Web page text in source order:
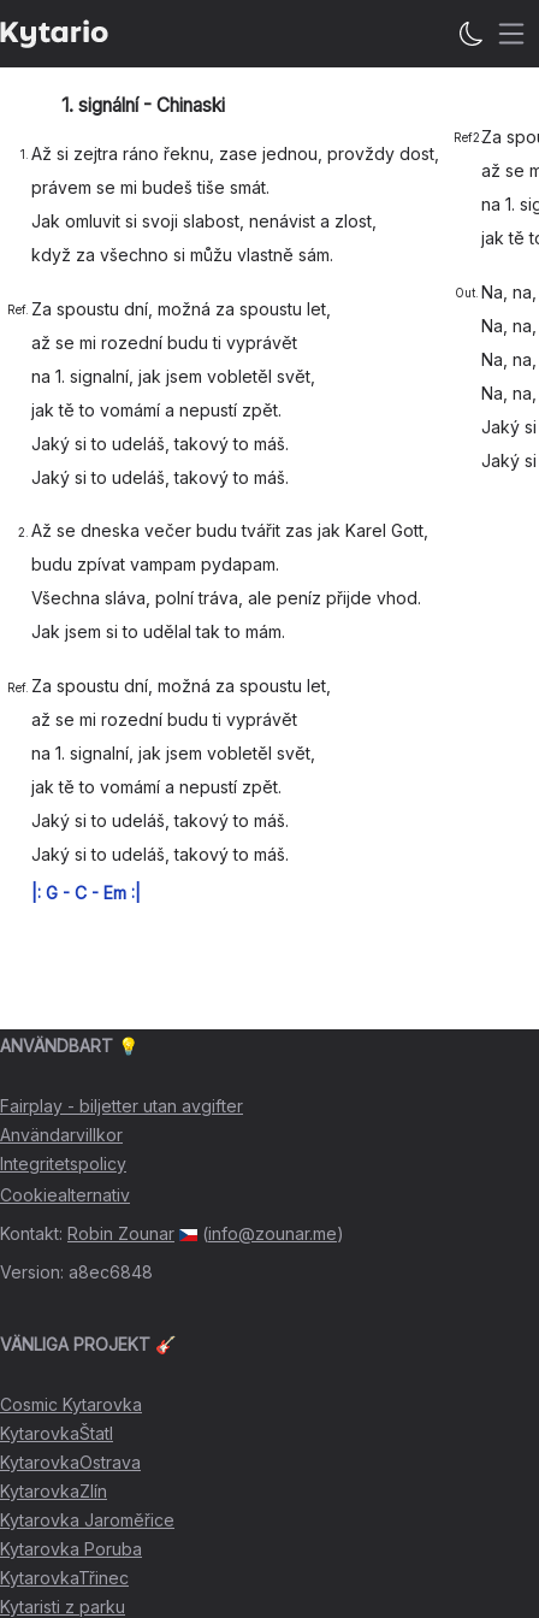
1. signální - Chinaski
1. Až si zejtra ráno řeknu, zase jednou, provždy dost,
právem se mi budeš tiše smát.
Jak omluvit si svoji slabost, nenávist a zlost,
když za všechno si můžu vlastně sám.
Ref. Za spoustu dní, možná za spoustu let,
až se mi rozední budu ti vyprávět
na 1. signalní, jak jsem vobletěl svět,
jak tě to vomámí a nepustí zpět.
Jaký si to udeláš, takový to máš.
Jaký si to udeláš, takový to máš.
2. Až se dneska večer budu tvářit zas jak Karel Gott,
budu zpívat vampam pydapam.
Všechna sláva, polní tráva, ale peníz přijde vhod.
Jak jsem si to udělal tak to mám.
Ref. Za spoustu dní, možná za spoustu let,
až se mi rozední budu ti vyprávět
na 1. signalní, jak jsem vobletěl svět,
jak tě to vomámí a nepustí zpět.
Jaký si to udeláš, takový to máš.
Jaký si to udeláš, takový to máš.
|:G -C - Em :|
Ref2.Za
až se
na 1.
jak tě
Out. Na, na,
Na, na,
Na, na,
Na, na,
Jaký
Jaký
ANVÄNDBART 💡
Fairplay - biljetter utan avgifter
Användarvillkor
Integritetspolicy
Cookiealternativ
Kontakt: Robin Zounar (info@zounar.me)
Version: a8ec6848
VÄNLIGA PROJEKT 🎸
Cosmic Kytarovka
KytarovkaŠtatl
KytarovkaOstrava
KytarovkaZlín
Kytarovka Jaroměřice
Kytarovka Poruba
KytarovkaTřinec
Kytaristi z parku